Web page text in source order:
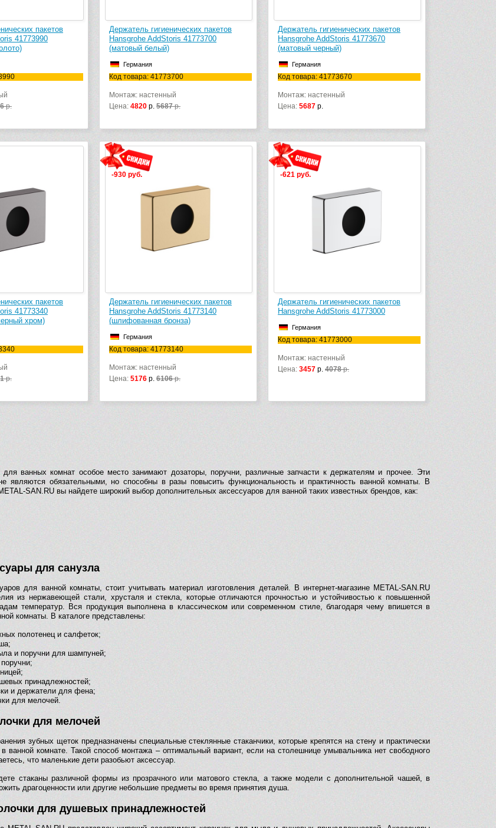
пакетов
41773990
р.
Держатель гигиенических пакетов
Hansgrohe AddStoris 41773700
(матовый белый)
Германия
Код товара: 41773700
Монтаж: настенный
Цена: 4820 р. 5687р.
Держатель гигиенических пакетов
Hansgrohe AddStoris 41773670
(матовый черный)
Германия
Код товара: 41773670
Монтаж: настенный
Цена: 5687 р.
пакетов
41773340
хром)
р.
-930 руб.
Держатель гигиенических пакетов
Hansgrohe AddStoris 41773140
(шлифованная бронза)
Германия
Код товара: 41773140
Монтаж: настенный
Цена: 5176 р. 6106р.
-621 руб.
Держатель гигиенических пакетов
Hansgrohe AddStoris 41773000
Германия
Код товара: 41773000
Монтаж: настенный
Цена: 3457 р. 4078р.
для ванных комнат особое место занимают дозаторы, поручни, различные запчасти к держателям и прочее. Эти
являются обязательными, но способны в разы повысить функциональность и практичность ванной комнаты. В
SAN.RU вы найдете широкий выбор дополнительных аксессуаров для ванной таких известных брендов, как:
для санузла
для ванной комнаты, стоит учитывать материал изготовления деталей. В интернет-магазине METAL-SAN.RU
из нержавеющей стали, хрусталя и стекла, которые отличаются прочностью и устойчивостью к повышенной
температур. Вся продукция выполнена в классическом или современном стиле, благодаря чему впишется в
комнаты. В каталоге представлены:
полотенец и салфеток;
и поручни для шампуней;
принадлежностей;
и держатели для фена;
для мелочей.
для мелочей
зубных щеток предназначены специальные стеклянные стаканчики, которые крепятся на стену и практически
ванной комнате. Такой способ монтажа – оптимальный вариант, если на столешнице умывальника нет свободного
что маленькие дети разобьют аксессуар.
стаканы различной формы из прозрачного или матового стекла, а также модели с дополнительной чашей, в
драгоценности или другие небольшие предметы во время принятия душа.
для душевых принадлежностей